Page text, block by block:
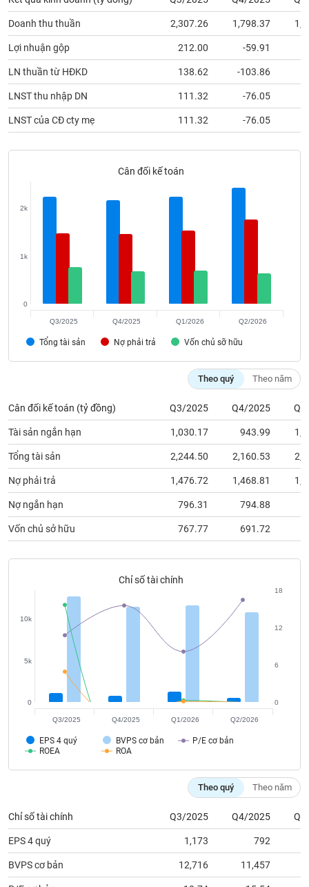
Doanh thu thuần 2,307.26 1,798.37
Lợi nhuận gộp 212.00 -59.91
LN thuần từ HĐKD 138.62 -103.86
LNST thu nhập DN 111.32 -76.05
LNST của CĐ cty mẹ 111.32 -76.05
Cân đối kế toán
Tổng tài sản Nợ phải trả Vốn chủ sỡ hữu
0
1k
2k
Q3/2025 Q4/2025 Q1/2026 Q2/2026
Theo quý Theo năm
Cân đối kế toán (tỷ đồng) Q3/2025 Q4/2025
Tài sản ngắn hạn 1,030.17 943.99
Tổng tài sản 2,244.50 2,160.53
Nợ phải trả 1,476.72 1,468.81
Nợ ngắn hạn 796.31 794.88
Vốn chủ sở hữu 767.77 691.72
Chỉ số tài chính
EPS 4 quý BVPS cơ bản
P/E cơ bản
ROEA
ROA
0
5k
10k
0
6
12
18
Q3/2025 Q4/2025 Q1/2026 Q2/2026
Theo quý Theo năm
Chỉ số tài chính Q3/2025 Q4/2025
EPS 4 quý 1,173 792
BVPS cơ bản 12,716 11,457
phân
tích
(-)
Thuật
ngữ
(-)
Dịch
vụ
Đào
chính
đầu
tư
Truyền
thông
tài
chính
tài